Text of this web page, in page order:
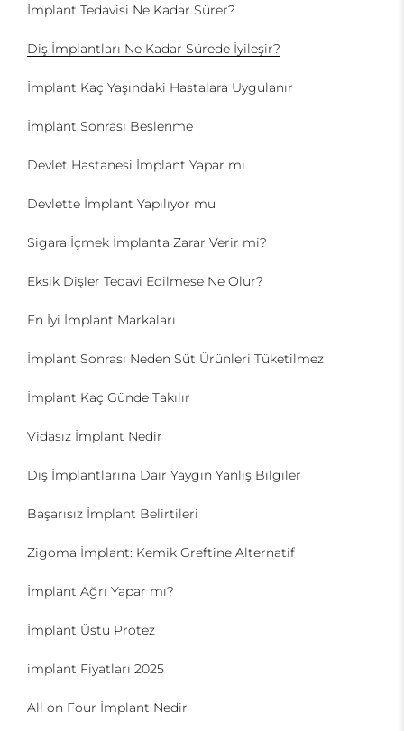
İmplant Tedavisi Ne Kadar Sürer?
Diş İmplantları Ne Kadar Sürede İyileşir?
İmplant Kaç Yaşındaki Hastalara Uygulanır
İmplant Sonrası Beslenme
Devlet Hastanesi İmplant Yapar mı
Devlette İmplant Yapılıyor mu
Sigara İçmek İmplanta Zarar Verir mi?
Eksik Dişler Tedavi Edilmese Ne Olur?
En İyi İmplant Markaları
İmplant Sonrası Neden Süt Ürünleri Tüketilmez
İmplant Kaç Günde Takılır
Vidasız İmplant Nedir
Diş İmplantlarına Dair Yaygın Yanlış Bilgiler
Başarısız İmplant Belirtileri
Zigoma İmplant: Kemik Greftine Alternatif
İmplant Ağrı Yapar mı?
İmplant Üstü Protez
implant Fiyatları 2025
All on Four İmplant Nedir